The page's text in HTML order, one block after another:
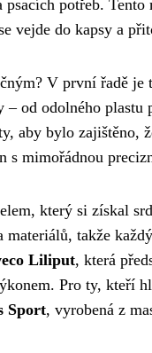
potřeb.
vejde do kapsy a
V první řadě je
od odolného
aby bylo zajištěno,
s mimořádnou
který si získal
materiálů, takže
Liliput, která
Pro ty, kteří
Sport, vyrobená z